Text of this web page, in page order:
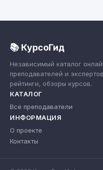
📚 КурсоГид
Независимый каталог
преподавателей и
рейтинги, обзоры курсов.
КАТАЛОГ
Все преподаватели
ИНФОРМАЦИЯ
О проекте
Контакты